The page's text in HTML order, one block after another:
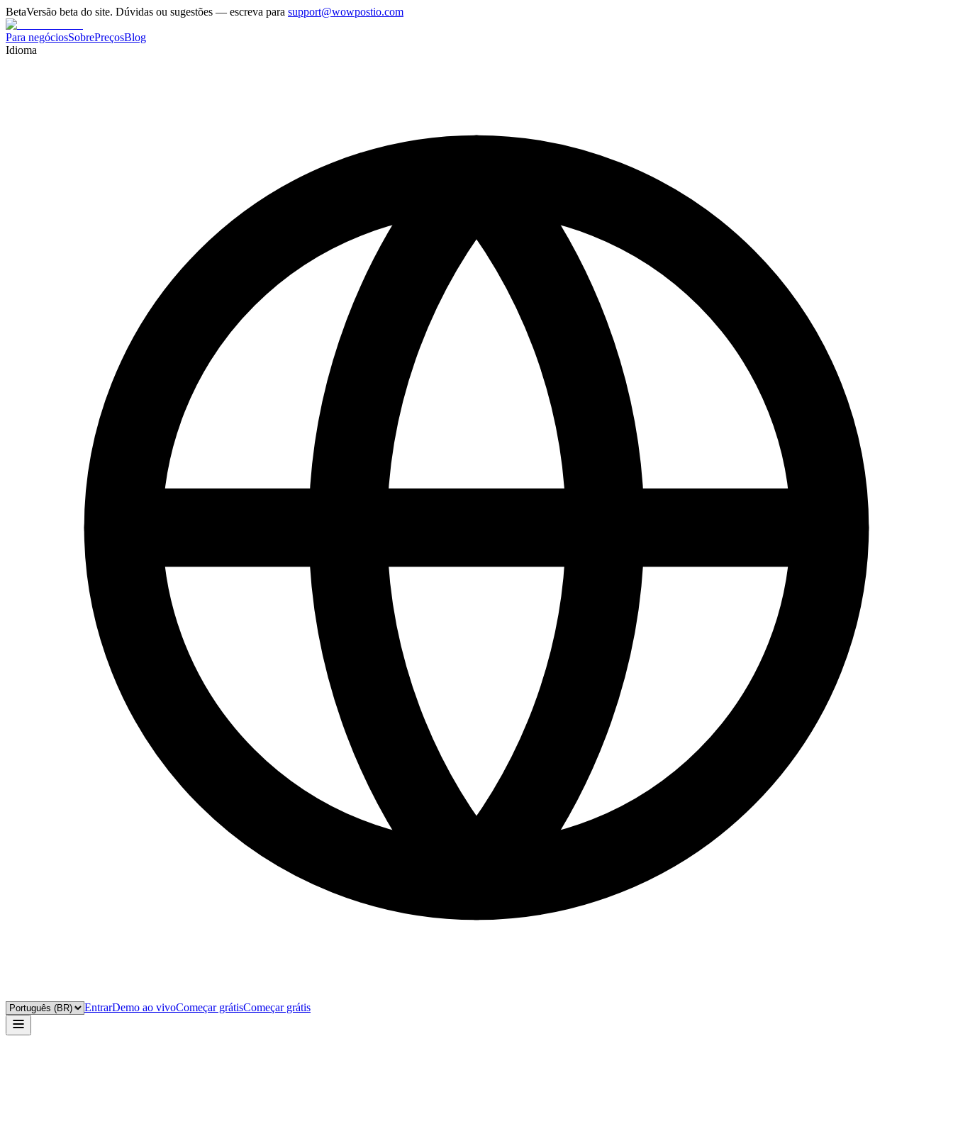
BetaVersão beta do site. Dúvidas ou sugestões — escreva para support@wowpostio.com
Para negóciosSobrePreçosBlog
Idioma
EntrarDemo ao vivoComeçar grátisComeçar grátis